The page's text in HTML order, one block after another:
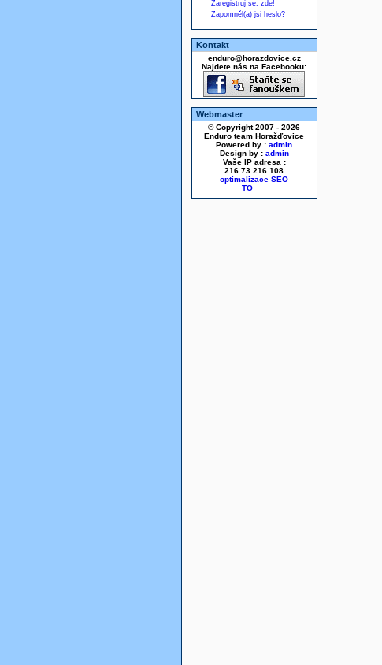
Zaregistruj se, zde!
Zapomněl(a) jsi heslo?
Kontakt
enduro@horazdovice.cz
Najdete nás na Facebooku:
Webmaster
© Copyright 2007 - 2026
Enduro team Horažďovice
Powered by : admin
Design by : admin
Vaše IP adresa :
216.73.216.108
optimalizace SEO